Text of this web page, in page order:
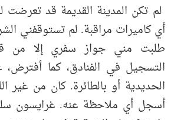
لم تكن المدينة القديمة قد تعرضت
أي كاميرات مراقبة. لم تستوقفني
طلبت مني جواز سفري إلا من
التسجيل في الفنادق، كما أفترض،
الحديدية أو بالطائرة. كان من غير
أسجل أي ملاحظة عنه. غرايسون